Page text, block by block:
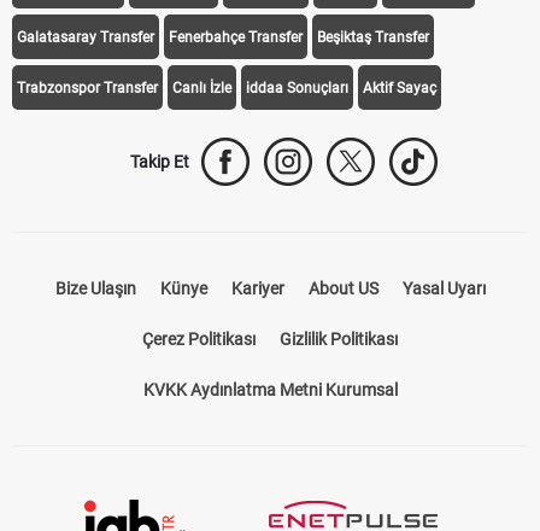
Galatasaray Transfer Fenerbahçe Transfer Beşiktaş Transfer
Trabzonspor Transfer Canlı İzle iddaa Sonuçları Aktif Sayaç
Takip Et
Bize Ulaşın Künye Kariyer About US Yasal Uyarı
Çerez Politikası Gizlilik Politikası
KVKK Aydınlatma Metni Kurumsal